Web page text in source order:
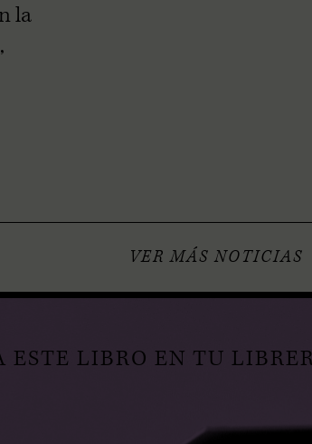
la
VER MÁS NOTICIAS
ESTE LIBRO EN TU